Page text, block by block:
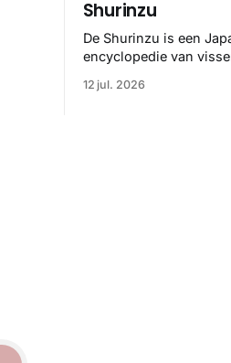
Shurinzu
De Shurinzu is een
encyclopedie van
collectie werd in
12 jul. 2026